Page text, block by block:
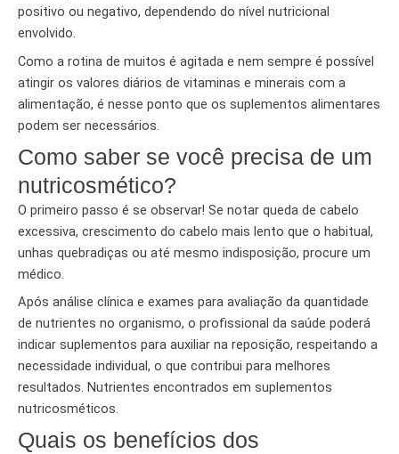
positivo ou negativo, dependendo do nível nutricional
envolvido.
Como a rotina de muitos é agitada e nem sempre é possível
atingir os valores diários de vitaminas e minerais com a
alimentação, é nesse ponto que os suplementos alimentares
podem ser necessários.
Como saber se você precisa de um
nutricosmético?
O primeiro passo é se observar! Se notar queda de cabelo
excessiva, crescimento do cabelo mais lento que o habitual,
unhas quebradiças ou até mesmo indisposição, procure um
médico.
Após análise clínica e exames para avaliação da quantidade
de nutrientes no organismo, o profissional da saúde poderá
indicar suplementos para auxiliar na reposição, respeitando a
necessidade individual, o que contribui para melhores
resultados. Nutrientes encontrados em suplementos
nutricosméticos.
Quais os benefícios dos